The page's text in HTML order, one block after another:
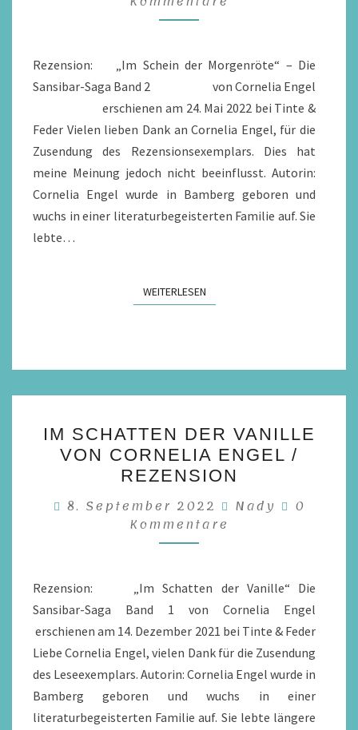
MORGENRÖTE
REZENSION
Rezension: „Im Schein der Morgenröte“ – Die
Sansibar-Saga Band 2 von Cornelia Engel
erschienen am 24. Mai 2022 bei Tinte &
Feder Vielen lieben Dank an Cornelia Engel, für die
Zusendung des Rezensionsexemplars. Dies hat
meine Meinung jedoch nicht beeinflusst. Autorin:
Cornelia Engel wurde in Bamberg geboren und
wuchs in einer literaturbegeisterten Familie auf. Sie
lebte…
WEITERLESENWEITERLESEN
SCHATTEN
DER
VANILLE
VON
CORNELIA
ENGEL
REZENSION
IM SCHATTEN DER VANILLE
VON CORNELIA ENGEL /
REZENSION
8. September 2022 Nady
0
Kommentare
Rezension: „Im Schatten der Vanille“ Die
Sansibar-Saga Band 1 von Cornelia Engel
erschienen am 14. Dezember 2021 bei Tinte & Feder
Liebe Cornelia Engel, vielen Dank für die Zusendung
des Leseexemplars. Autorin: Cornelia Engel wurde in
Bamberg geboren und wuchs in einer
literaturbegeisterten Familie auf. Sie lebte längere